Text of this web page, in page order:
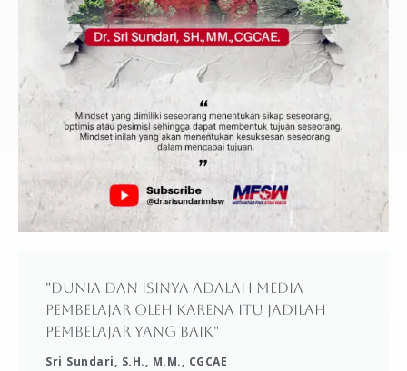
"Dunia dan isinya adalah media
pembelajar oleh karena itu jadilah
pembelajar yang baik"
Sri Sundari, S.H., M.M., CGCAE